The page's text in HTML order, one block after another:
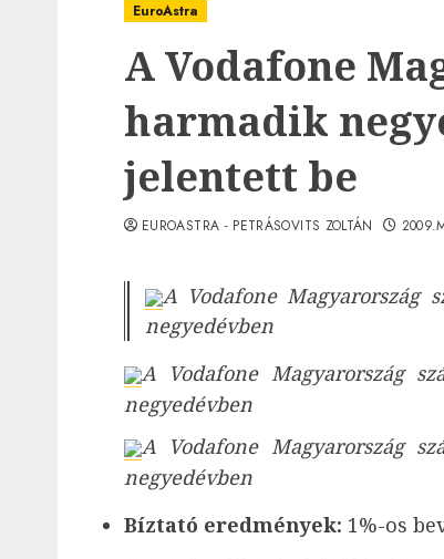
EuroAstra
A Vodafone
harmadik
jelentett be
EUROASTRA - PETRÁSOVITS ZOLTÁN
A Vodafone Magyarország
negyedévben
A Vodafone Magyarország
negyedévben
A Vodafone Magyarország
negyedévben
Bíztató eredmények: 1%-os